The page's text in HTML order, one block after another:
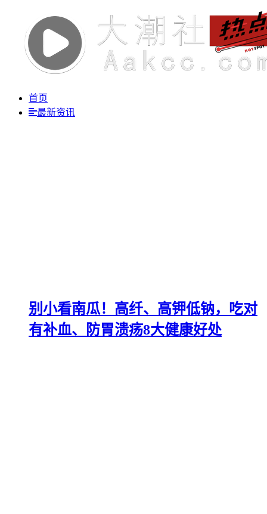
首页
最新资讯
别小看南瓜！高纤、高钾低钠，吃对
有补血、防胃溃疡8大健康好处